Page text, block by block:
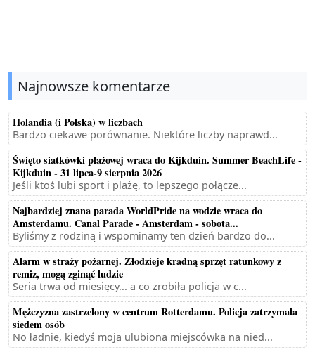
Najnowsze komentarze
Holandia (i Polska) w liczbach
Bardzo ciekawe porównanie. Niektóre liczby naprawd...
Święto siatkówki plażowej wraca do Kijkduin. Summer BeachLife -
Kijkduin - 31 lipca-9 sierpnia 2026
Jeśli ktoś lubi sport i plażę, to lepszego połącze...
Najbardziej znana parada WorldPride na wodzie wraca do
Amsterdamu. Canal Parade - Amsterdam - sobota...
Byliśmy z rodziną i wspominamy ten dzień bardzo do...
Alarm w straży pożarnej. Złodzieje kradną sprzęt ratunkowy z
remiz, mogą zginąć ludzie
Seria trwa od miesięcy... a co zrobiła policja w c...
Mężczyzna zastrzelony w centrum Rotterdamu. Policja zatrzymała
siedem osób
No ładnie, kiedyś moja ulubiona miejscówka na nied...